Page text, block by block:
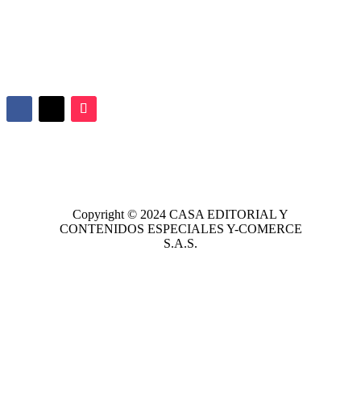
Copyright © 2024 CASA EDITORIALY
CONTENIDOS ESPECIALES Y-COMERCE
S.A.S.